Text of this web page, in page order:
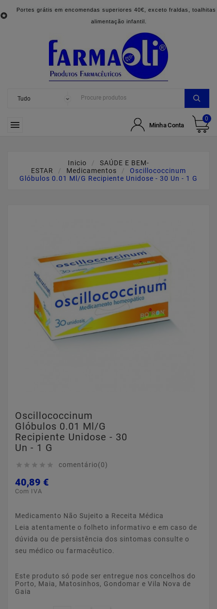

Portes grátis em encomendas superiores 40€, exceto fraldas, toalhitas
alimentação infantil.
 Minha Conta
0
Inicio
SAÚDE E BEM-
ESTAR
Medicamentos
Oscillococcinum
Glóbulos 0.01 Ml/g Recipiente Unidose - 30 Un - 1 G
Oscillococcinum
Glóbulos 0.01 Ml/g
Recipiente Unidose - 30
Un - 1 G
     comentário(0)
40,89 €
Com IVA
Medicamento Não Sujeito a Receita Médica
Leia atentamente o folheto informativo e em caso de
dúvida ou de persistência dos sintomas consulte o
seu médico ou farmacêutico.
Este produto só pode ser entregue nos concelhos do
Porto, Maia, Matosinhos, Gondomar e Vila Nova de
Gaia